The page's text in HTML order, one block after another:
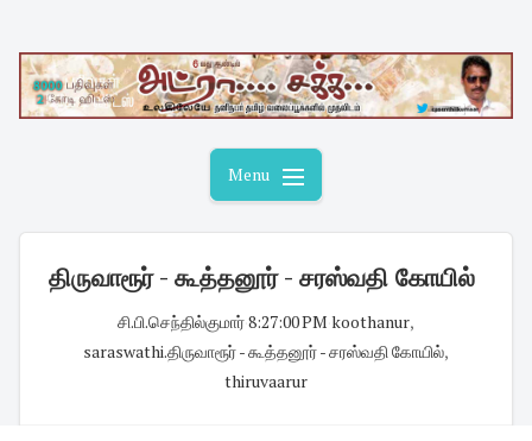
content
Menu
திருவாரூர் - கூத்தனூர் - சரஸ்வதி கோயில்
சி.பி.செந்தில்குமார்8:27:00 PM koothanur,
saraswathi.திருவாரூர் - கூத்தனூர் - சரஸ்வதி கோயில்,
thiruvaarur